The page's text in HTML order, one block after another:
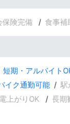
保険完備 食事補
短期・アルバイト
イク通勤可能 駅
上がりOK 長期